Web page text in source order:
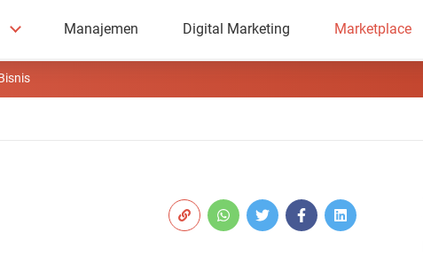
Manajemen Digital Marketing Marketplace